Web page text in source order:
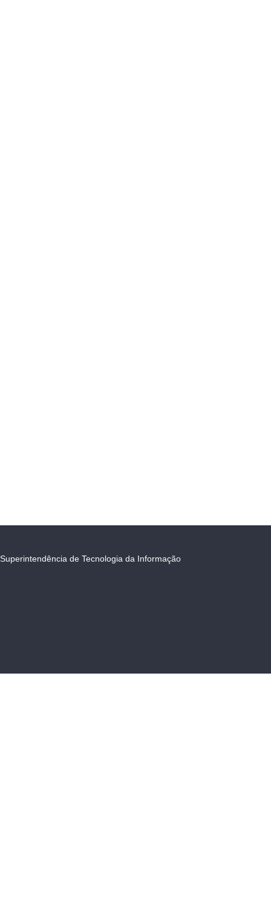
Superintendência de Tecnologia da Informação